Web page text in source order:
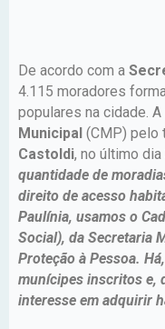
De acordo com a
4.115 moradores
populares na cidade.
Municipal (CMP) pelo
Castoldi, no último dia
quantidade de
direito de acesso
Paulínia, usamos o
Social), da Secretaria
Proteção à Pessoa.
munícipes inscritos e,
interesse em adquirir